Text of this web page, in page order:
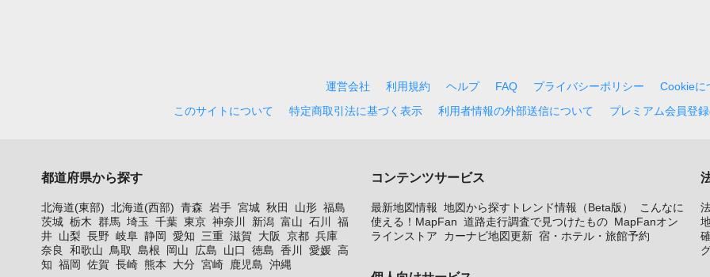
運営会社 利用規約 ヘルプ FAQ プライバシーポリシー
Cookieに
このサイトについて
特定商取引法に基づく表示 利用者情報の外部送信について プレミアム会員登
都道府県から探す
北海道(東部) 北海道(西部) 青森 岩手 宮城 秋田 山形 福島
茨城 栃木 群馬 埼玉 千葉 東京 神奈川 新潟 富山 石川
福
井 山梨 長野 岐阜 静岡 愛知 三重 滋賀 大阪 京都 兵庫
奈良
和歌山 鳥取 島根 岡山 広島 山口 徳島 香川 愛媛 高
知 福岡 佐賀 長崎 熊本 大分 宮崎 鹿児島 沖縄
コンテンツサービス
最新地図情報 地図から探すトレンド情報（Beta版）
こんなに
使える！MapFan 道路走行調査で見つけたもの MapFanオン
ラインストア
カーナビ地図更新 宿・ホテル・旅館予約